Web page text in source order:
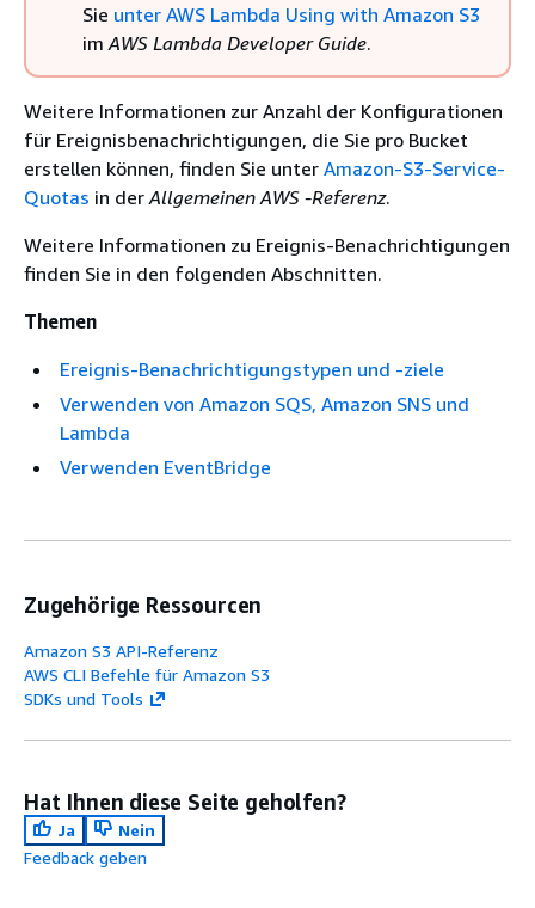
Sie unter AWS Lambda Using with Amazon S3
im AWS Lambda Developer Guide.
Weitere Informationen zur Anzahl der Konfigurationen
für Ereignisbenachrichtigungen, die Sie pro Bucket
erstellen können, finden Sie unter Amazon-S3-Service-
Quotas in der Allgemeinen AWS -Referenz.
Weitere Informationen zu Ereignis-Benachrichtigungen
finden Sie in den folgenden Abschnitten.
Themen
Ereignis-Benachrichtigungstypen und -ziele
Verwenden von Amazon SQS, Amazon SNS und
Lambda
Verwenden EventBridge
Zugehörige Ressourcen
Amazon S3 API-Referenz
AWS CLI Befehle für Amazon S3
SDKs und Tools
Hat Ihnen diese Seite geholfen?
Ja
Nein
Feedback geben